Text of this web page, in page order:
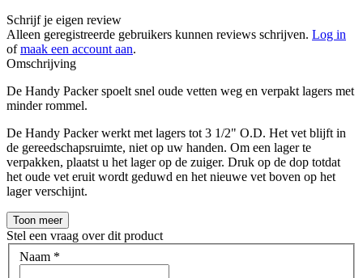
Schrijf je eigen review
Alleen geregistreerde gebruikers kunnen reviews schrijven. Log in
ofmaak een account aan.
Omschrijving
De Handy Packer spoelt snel oude vetten weg en verpakt lagers met
minder rommel.
De Handy Packer werkt met lagers tot 3 1/2" O.D. Het vet blijft in
de gereedschapsruimte, niet op uw handen. Om een lager te
verpakken, plaatst u het lager op de zuiger. Druk op de dop totdat
het oude vet eruit wordt geduwd en het nieuwe vet boven op het
lager verschijnt.
Toon meer
Stel een vraag over dit product
Naam *